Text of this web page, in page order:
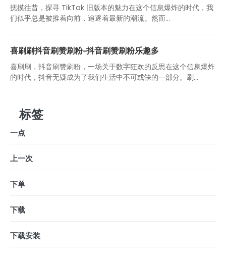
抚摸往昔，探寻 TikTok 旧版本的魅力在这个信息爆炸的时代，我
们似乎总是被推着向前，追逐着最新的潮流。然而...
喜刷刷抖音刷赞刷粉-抖音刷赞刷粉乐趣多
喜刷刷，抖音刷赞刷粉，一场关于数字狂欢的反思在这个信息爆炸
的时代，抖音无疑成为了我们生活中不可或缺的一部分。刷...
标签
一点
上一次
下单
下载
下载安装